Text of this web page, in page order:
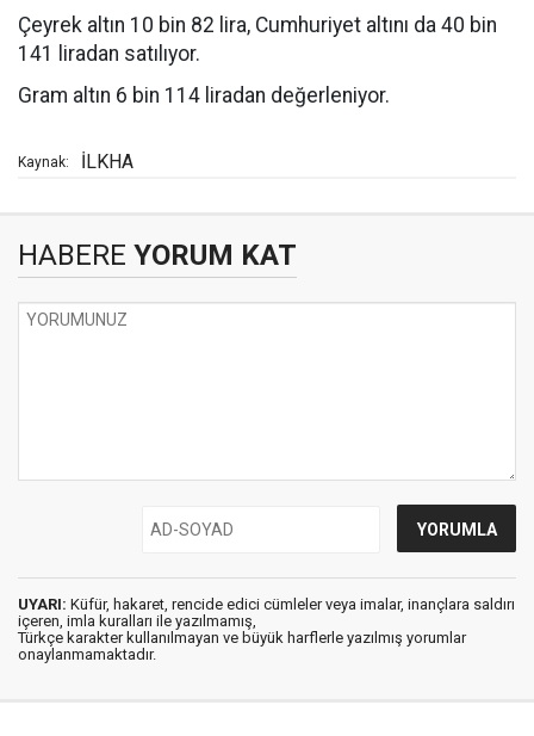
Çeyrek altın 10 bin 82 lira, Cumhuriyet altını da 40 bin
141 liradan satılıyor.
Gram altın 6 bin 114 liradan değerleniyor.
Kaynak: İLKHA
HABERE YORUM KAT
UYARI: Küfür, hakaret, rencide edici cümleler veya imalar, inançlara saldırı
içeren, imla kuralları ile yazılmamış,
Türkçe karakter kullanılmayan ve büyük harflerle yazılmış yorumlar
onaylanmamaktadır.